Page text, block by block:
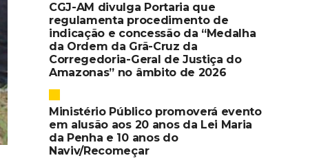
CGJ-AM divulga Portaria que
regulamenta procedimento de
indicação e concessão da “Medalha
da Ordem da Grã-Cruz da
Corregedoria-Geral de Justiça do
Amazonas” no âmbito de 2026
Ministério Público promoverá evento
em alusão aos 20 anos da Lei Maria
da Penha e 10 anos do
Naviv/Recomeçar